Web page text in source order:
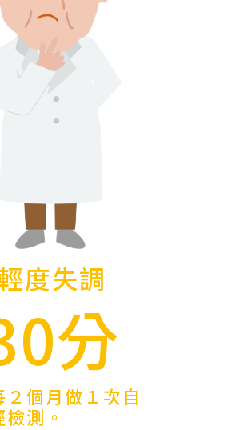
度失調
分
２個月做１次自
測。